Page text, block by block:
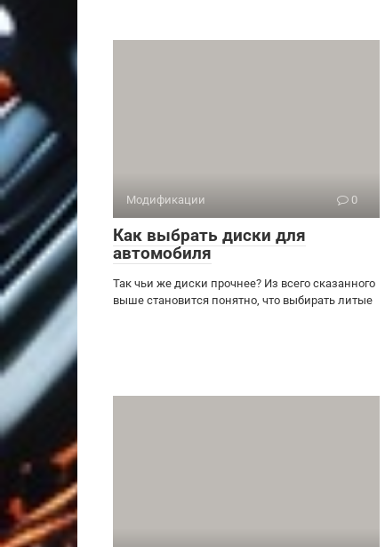
Модификации 0
Как выбрать диски для
автомобиля
Так чьи же диски прочнее? Из всего сказанного
выше становится понятно, что выбирать литые